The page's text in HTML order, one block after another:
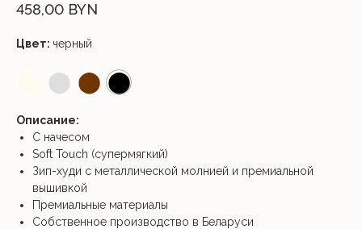
458,00 BYN
Цвет: черный
⬤ ⬤ ⬤
Описание:
С начесом
Soft Touch (супермягкий)
Зип-худи с металлической молнией и премиальной
вышивкой
Премиальные материалы
Собственное производство в Беларуси